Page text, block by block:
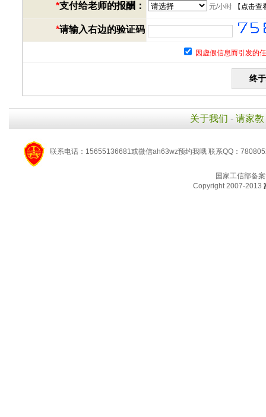
*支付给老师的报酬： 元/小时【 点击查
*请输入右边的验证码
因虚假信息而引发的
关于我们 - 请家教
联系电话：15655136681或微信ah63wz预约我哦 联系QQ：
国家工信部备
Copyright 2007-2013